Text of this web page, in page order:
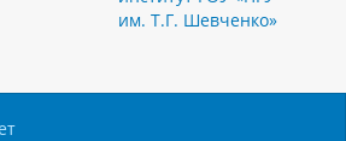
им. Т.Г. Шевченко»